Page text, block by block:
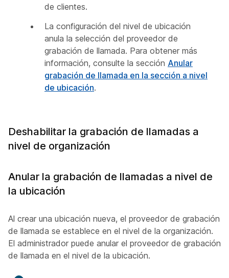
de clientes.
La configuración del nivel de ubicación
anula la selección del proveedor de
grabación de llamada. Para obtener más
información, consulte la sección Anular
grabación de llamada en la sección a nivel
de ubicación.
Deshabilitar la grabación de llamadas a
nivel de organización
Anular la grabación de llamadas a nivel de
la ubicación
Al crear una ubicación nueva, el proveedor de grabación
de llamada se establece en el nivel de la organización.
El administrador puede anular el proveedor de grabación
de llamada en el nivel de la ubicación.